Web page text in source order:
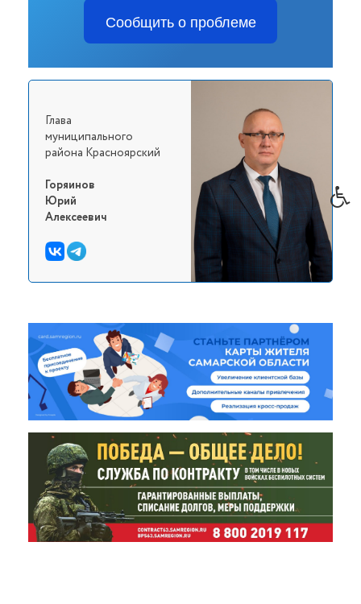
Сообщить о проблеме
Глава
муниципального
района Красноярский
Горяинов
Юрий
Алексеевич